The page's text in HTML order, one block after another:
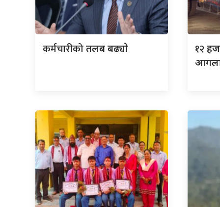
कर्मचारीकोतलब बढ्यो १२